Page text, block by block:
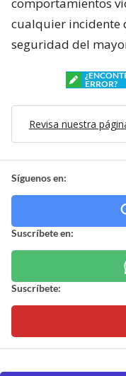
cualquier incidente
seguridad del
ERROR?
Revisa nuestra
Síguenos en:
Suscríbete en:
Suscríbete: